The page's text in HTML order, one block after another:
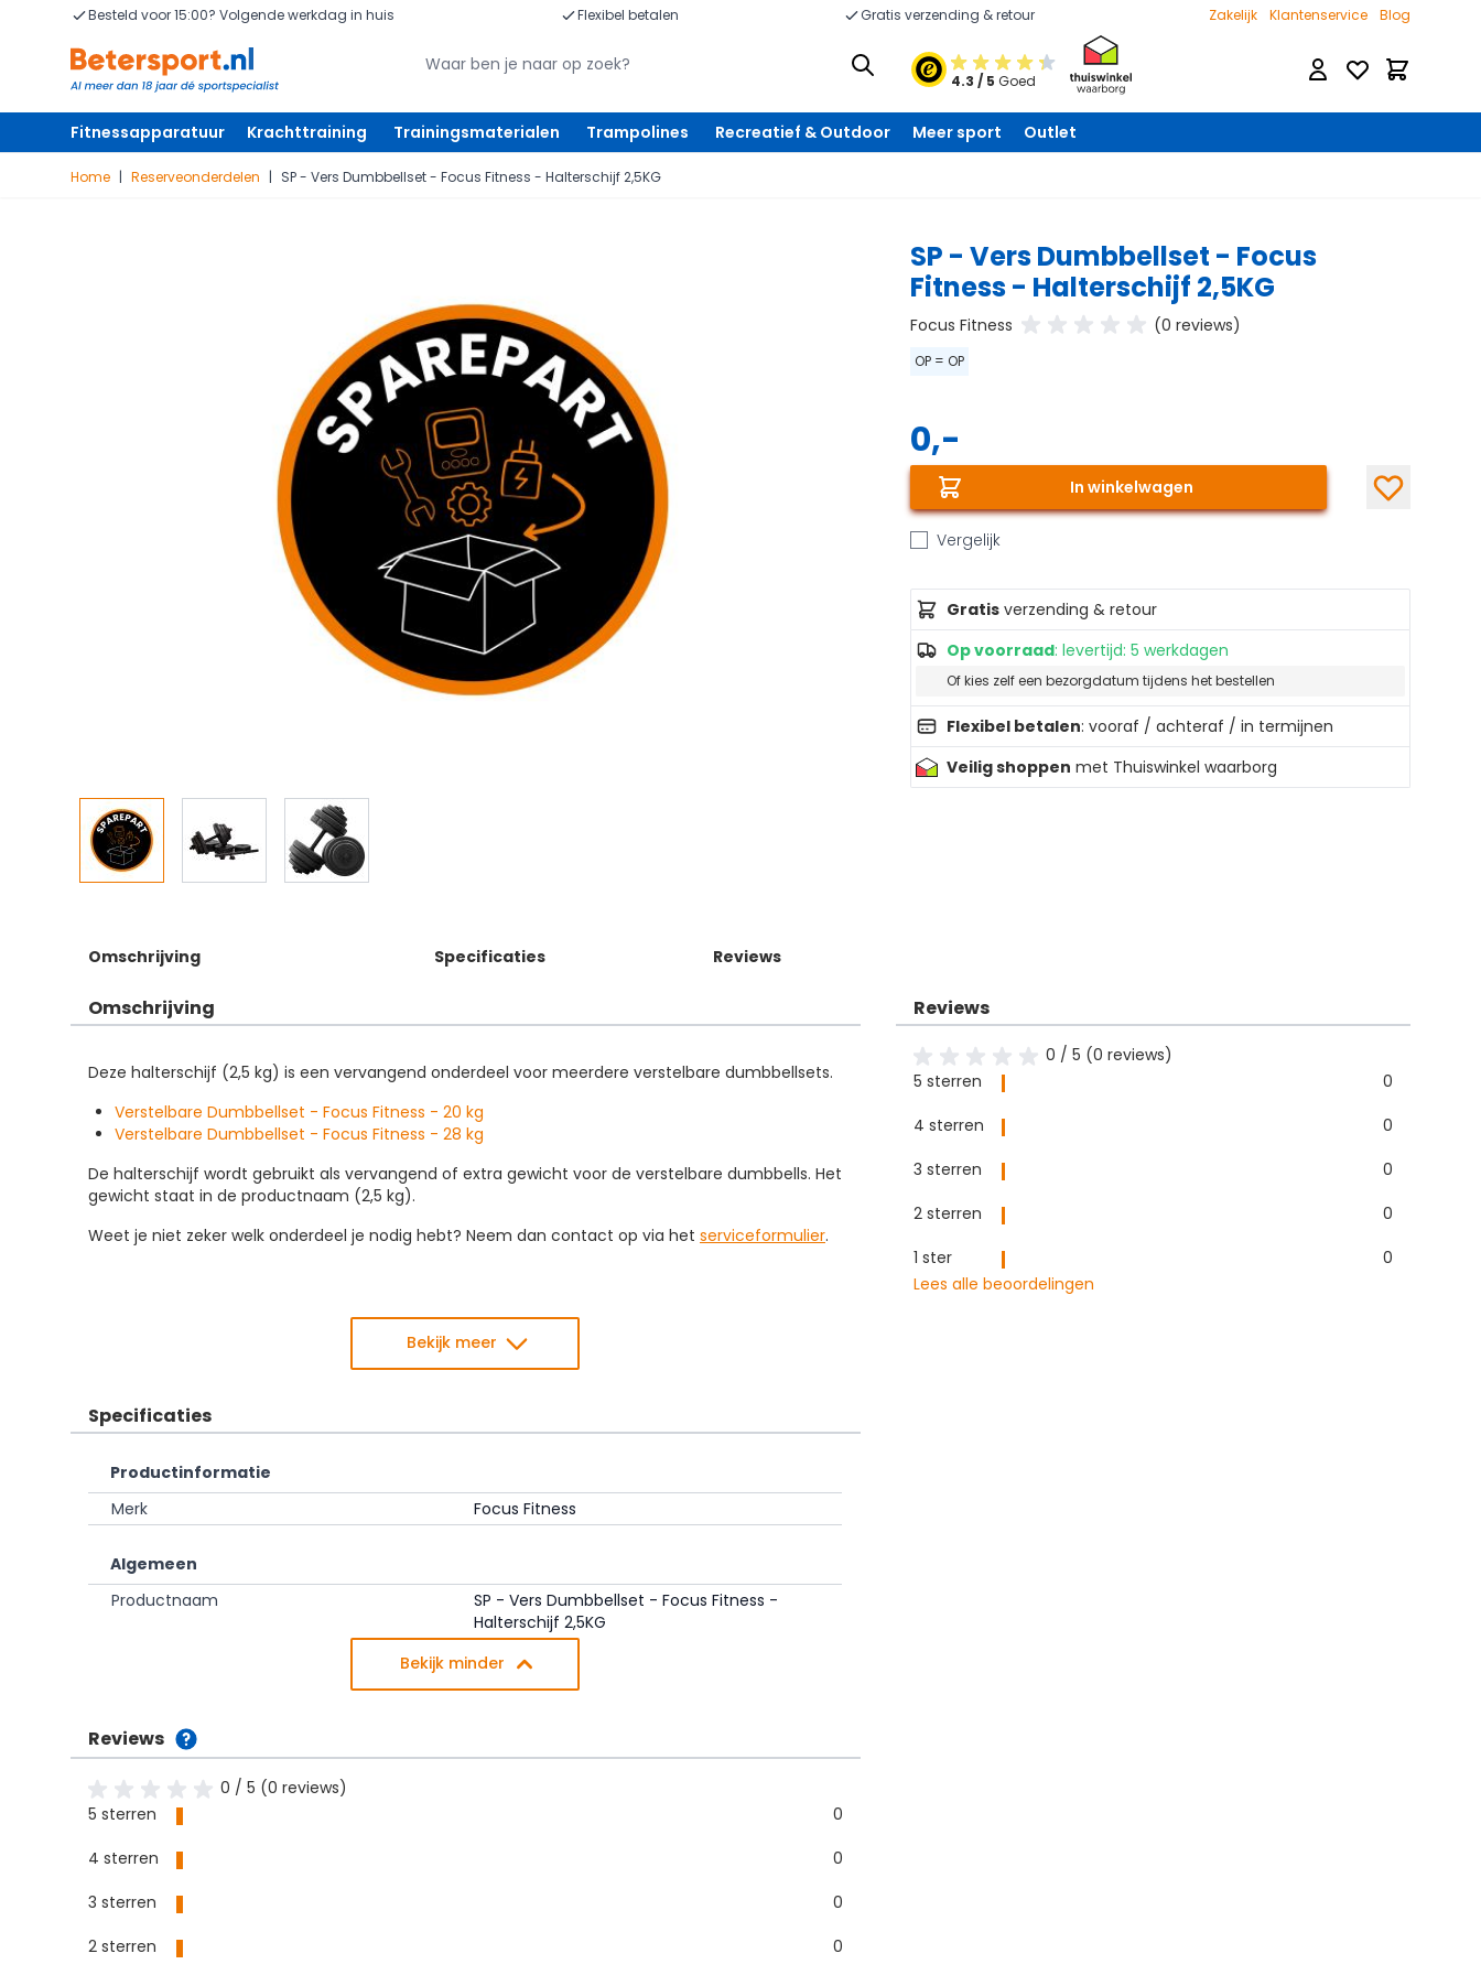
Ga naar de inhoudBesteld voor 15:00? Volgende werkdag in huis Flexibel betalen Gratis verzending & retour Zakelijk Klantenservice Blog
Zoeken
4.3 / 5 Goed
Verlanglijst
Fitnessapparatuur Krachttraining Trainingsmaterialen Trampolines Recreatief & Outdoor Meer sport Outlet
Home | Reserveonderdelen | SP - Vers Dumbbellset - Focus Fitness - Halterschijf 2,5KG
SP - Vers Dumbbellset - Focus
Fitness - Halterschijf 2,5KG
Focus Fitness (0 reviews)
OP = OP
0,-
In winkelwagen
Vergelijk
Gratisverzending & retour
Op voorraad: levertijd: 5 werkdagen
Of kies zelf een bezorgdatum tijdens het bestellen
Flexibel betalen: vooraf / achteraf / in termijnen
Veilig shoppen met Thuiswinkel waarborg
Omschrijving Specificaties Reviews
Omschrijving
Deze halterschijf (2,5 kg) is een vervangend onderdeel voor meerdere verstelbare dumbbellsets.
Verstelbare Dumbbellset - Focus Fitness - 20 kg
Verstelbare Dumbbellset - Focus Fitness - 28 kg
De halterschijf wordt gebruikt als vervangend of extra gewicht voor de verstelbare dumbbells. Het
gewicht staat in de productnaam (2,5 kg).
Weet je niet zeker welk onderdeel je nodig hebt? Neem dan contact op via het serviceformulier.
Bekijk meer
Specificaties
Productinformatie
Merk
Focus Fitness
Algemeen
Productnaam
SP - Vers Dumbbellset - Focus Fitness -
Halterschijf 2,5KG
Bekijk minder
Reviews
0 / 5 (0 reviews)
5 sterren
0
4 sterren
0
3 sterren
0
2 sterren
0
Reviews
0 / 5 (0 reviews)
5 sterren
0
4 sterren
0
3 sterren
0
2 sterren
0
1 ster
0
Lees alle beoordelingen